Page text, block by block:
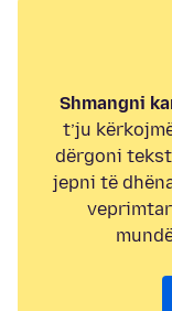
Shmangni
t’ju
dërgoni
jepni të